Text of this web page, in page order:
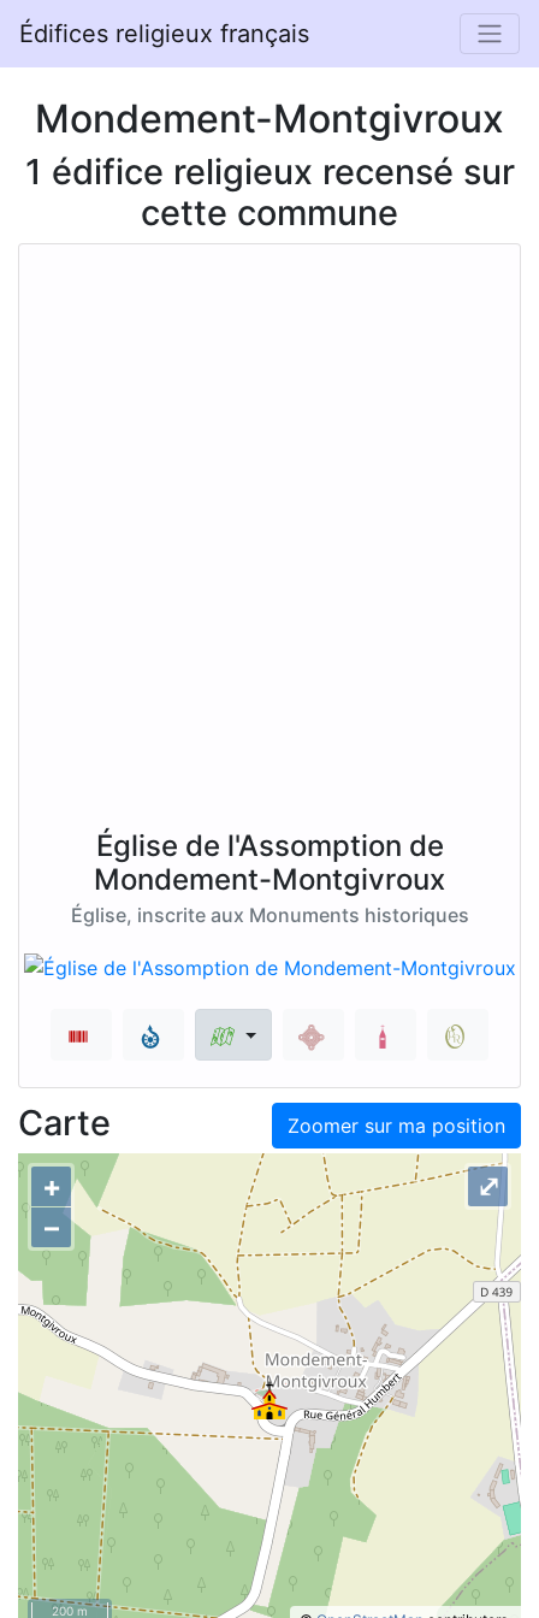
Édifices religieux français
Mondement-Montgivroux
1 édifice religieux recensé sur
cette commune
Église de l'Assomption de
Mondement-Montgivroux
Église, inscrite aux Monuments historiques
Zoomer sur ma position
Carte
+
–
⤢
200 m